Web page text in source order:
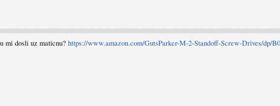
mi dosli uz maticnu? https://www.amazon.com/GutsParker-M-2-Standoff-Screw-Drives/dp/